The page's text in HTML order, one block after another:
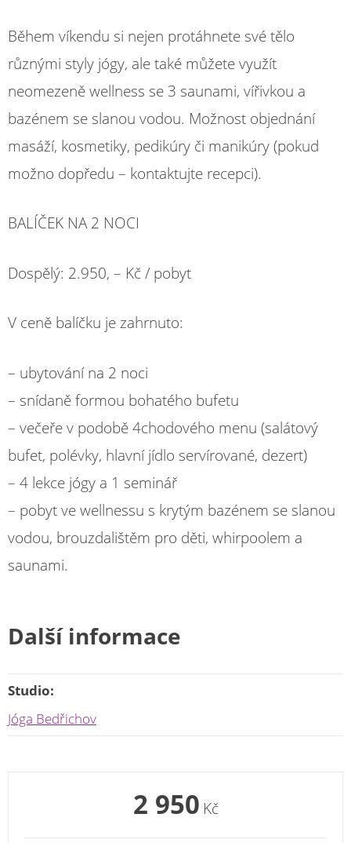
Během víkendu si nejen protáhnete své tělo
různými styly jógy, ale také můžete využít
neomezeně wellness se 3 saunami, vířivkou a
bazénem se slanou vodou. Možnost objednání
masáží, kosmetiky, pedikúry či manikúry (pokud
možno dopředu – kontaktujte recepci).
BALÍČEK NA 2 NOCI
Dospělý: 2.950, – Kč / pobyt
V ceně balíčku je zahrnuto:
– ubytování na 2 noci
– snídaně formou bohatého bufetu
– večeře v podobě 4chodového menu (salátový
bufet, polévky, hlavní jídlo servírované, dezert)
– 4 lekce jógy a 1 seminář
– pobyt ve wellnessu s krytým bazénem se slanou
vodou, brouzdalištěm pro děti, whirpoolem a
saunami.
Další informace
Studio:
Jóga Bedřichov
2 950 Kč